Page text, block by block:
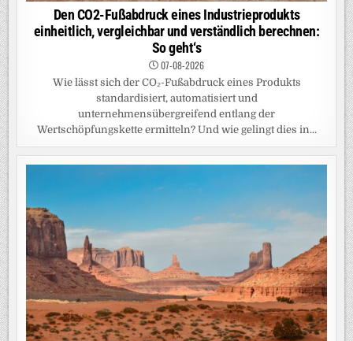
Den CO2-Fußabdruck eines Industrieprodukts
einheitlich, vergleichbar und verständlich berechnen:
So geht‘s
07-08-2026
Wie lässt sich der CO₂-Fußabdruck eines Produkts
standardisiert, automatisiert und
unternehmensübergreifend entlang der
Wertschöpfungskette ermitteln? Und wie gelingt dies in...